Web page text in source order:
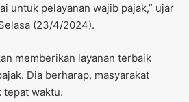
untuk pelayanan wajib pajak,” ujar
(23/4/2024).
memberikan layanan terbaik
Dia berharap, masyarakat
tepat waktu.